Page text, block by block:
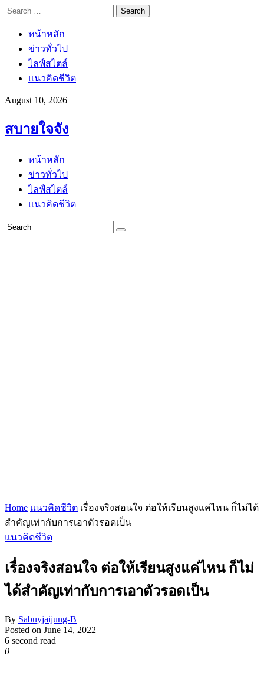
Search
for:
หน้าหลัก
ข่าวทั่วไป
ไลฟ์สไตล์
แนวคิดชีวิต
August 10, 2026
สบายใจจัง
หน้าหลัก
ข่าวทั่วไป
ไลฟ์สไตล์
แนวคิดชีวิต
Home แนวคิดชีวิต เรื่องจริงสอนใจ ต่อให้เรียนสูงแค่ไหน ก็ไม่ได้
สำคัญเท่ากับการเอาตัวรอดเป็น
แนวคิดชีวิต
เรื่องจริงสอนใจ ต่อให้เรียนสูงแค่ไหน ก็ไม่
ได้สำคัญเท่ากับการเอาตัวรอดเป็น
By Sabuyjaijung-B
Posted on June 14, 2022
6 second read
0